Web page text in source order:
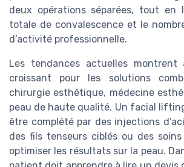
deux opérations séparées, tout en
totale de convalescence et le
d’activité professionnelle.
Les tendances actuelles
croissant pour les solutions
chirurgie esthétique, médecine
peau de haute qualité. Un facial
être complété par des injections
des fils tenseurs ciblés ou des
optimiser les résultats sur la peau.